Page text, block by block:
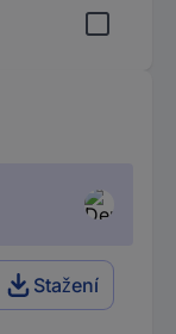
Stažení